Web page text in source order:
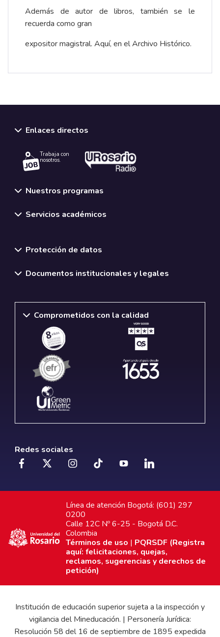
Además de autor de libros, también se le
recuerda como gran
expositor magistral. Aquí, en el Archivo Histórico.
Enlaces directos
Trabaja con
nosotros.
Nuestros programas
Servicios académicos
Protección de datos
Documentos institucionales y legales
Comprometidos con la calidad
Redes sociales
Línea de atención Bogotá: (601) 297
0200
Calle 12C Nº 6-25 - Bogotá D.C.
Colombia
Términos de uso | PQRSDF (Registra
aquí: felicitaciones, quejas,
reclamos, sugerencias y derechos de
petición)
Institución de educación superior sujeta a la inspección y
vigilancia del Mineducación. | Personería Jurídica:
Resolución 58 del 16 de septiembre de 1895 expedida